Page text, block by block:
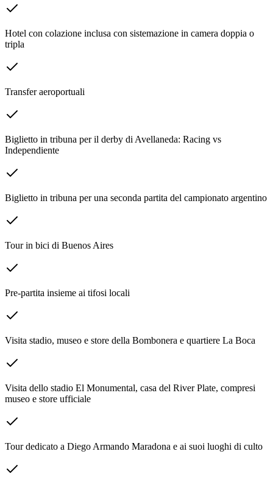
Hotel con colazione inclusa con sistemazione in camera doppia o
tripla
Transfer aeroportuali
Biglietto in tribuna per il derby di Avellaneda: Racing vs
Independiente
Biglietto in tribuna per una seconda partita del campionato argentino
Tour in bici di Buenos Aires
Pre-partita insieme ai tifosi locali
Visita stadio, museo e store della Bombonera e quartiere La Boca
Visita dello stadio El Monumental, casa del River Plate, compresi
museo e store ufficiale
Tour dedicato a Diego Armando Maradona e ai suoi luoghi di culto